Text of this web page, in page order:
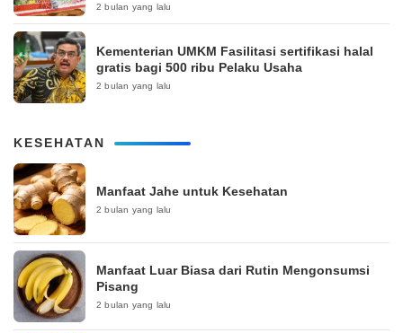
2 bulan yang lalu
Kementerian UMKM Fasilitasi sertifikasi halal
gratis bagi 500 ribu Pelaku Usaha
2 bulan yang lalu
KESEHATAN
Manfaat Jahe untuk Kesehatan
2 bulan yang lalu
Manfaat Luar Biasa dari Rutin Mengonsumsi
Pisang
2 bulan yang lalu